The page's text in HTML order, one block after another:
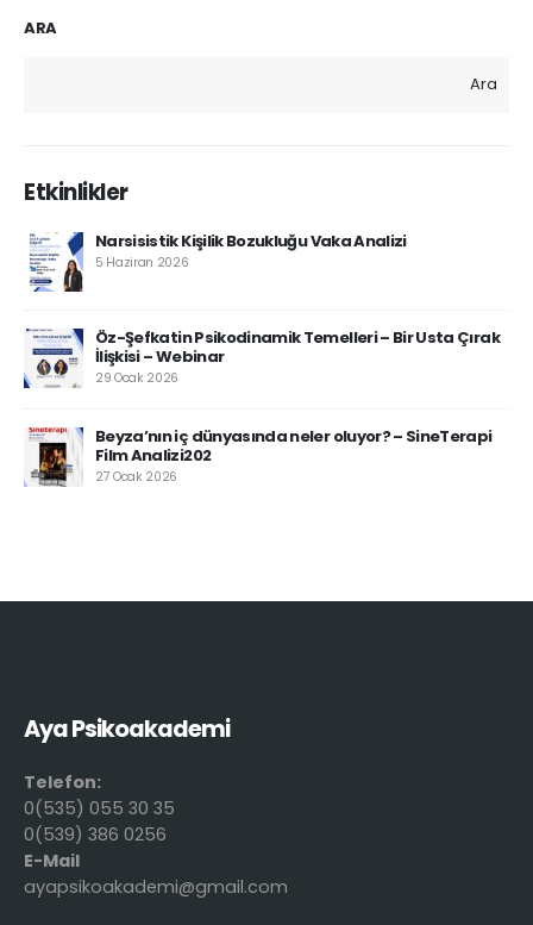
ARA
Ara
Etkinlikler
Narsisistik Kişilik Bozukluğu Vaka Analizi
5 Haziran 2026
Öz-Şefkatin Psikodinamik Temelleri – Bir Usta Çırak
İlişkisi – Webinar
29 Ocak 2026
Beyza’nın iç dünyasında neler oluyor? – SineTerapi
Film Analizi202
27 Ocak 2026
Aya Psikoakademi
Telefon:
0(535) 055 30 35
0(539) 386 0256
E-Mail
ayapsikoakademi@gmail.com